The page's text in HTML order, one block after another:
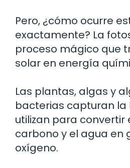
Pero, ¿cómo ocurre
exactamente? La
proceso mágico que
solar en energía
Las plantas, algas y
bacterias capturan la
utilizan para convertir
carbono y el agua en
oxígeno.